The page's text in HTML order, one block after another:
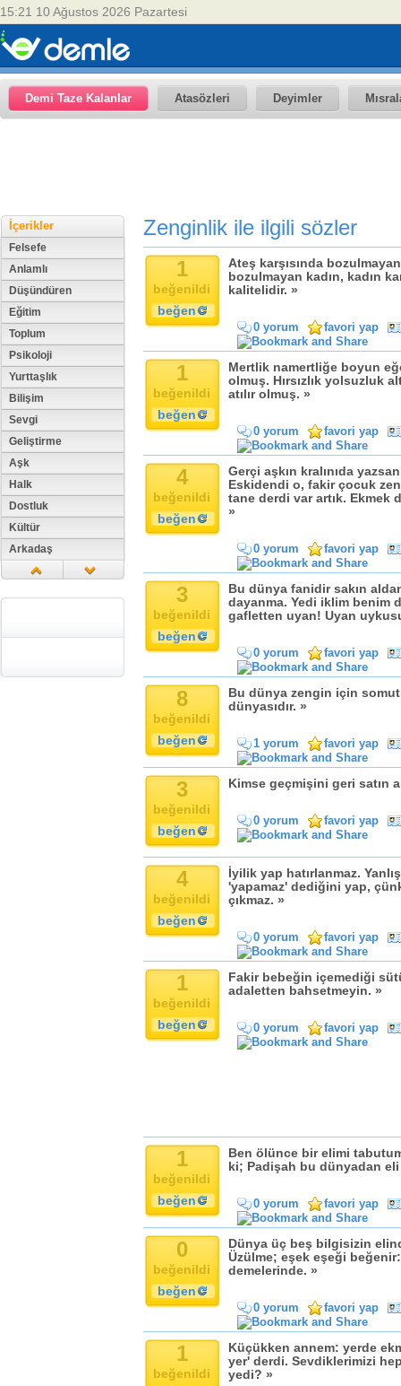
15:21 10 Ağustos 2026 Pazartesi
Demi Taze Kalanlar Atasözleri Deyimler
İçerikler
Felsefe
Anlamlı
Düşündüren
Eğitim
Toplum
Psikoloji
Yurttaşlık
Bilişim
Sevgi
Geliştirme
Aşk
Halk
Dostluk
Kültür
Arkadaş
Din
Zaman
Zenginlik ile ilgili sözler
1
beğenildi
beğen
Ateş karşısında
bozulmayan kadın, kadın
kalitelidir. »
0 yorum favori yap
1
beğenildi
beğen
Mertlik namertliğe boyun
olmuş. Hırsızlık yolsuzluk
atılır olmuş. »
0 yorum favori yap
4
beğenildi
beğen
Gerçi aşkın kralınıda
Eskidendi o, fakir çocuk
tane derdi var artık. Ekmek
»
0 yorum favori yap
3
beğenildi
beğen
Bu dünya fanidir sakın
dayanma. Yedi iklim benim
gafletten uyan! Uyan
0 yorum favori yap
8
beğenildi
beğen
Bu dünya zengin için
dünyasıdır. »
1 yorum favori yap
3
beğenildi
beğen
Kimse geçmişini geri satın
0 yorum favori yap
4
beğenildi
beğen
İyilik yap hatırlanmaz.
'yapamaz' dediğini yap,
çıkmaz. »
0 yorum favori yap
1
beğenildi
beğen
Fakir bebeğin içemediği
adaletten bahsetmeyin. »
0 yorum favori yap
1
beğenildi
beğen
Ben ölünce bir elimi
ki; Padişah bu dünyadan
0 yorum favori yap
0
beğenildi
beğen
Dünya üç beş bilgisizin
Üzülme; eşek eşeği
demelerinde. »
0 yorum favori yap
1
beğenildi
Küçükken annem: yerde
yer' derdi. Sevdiklerimizi
yedi? »